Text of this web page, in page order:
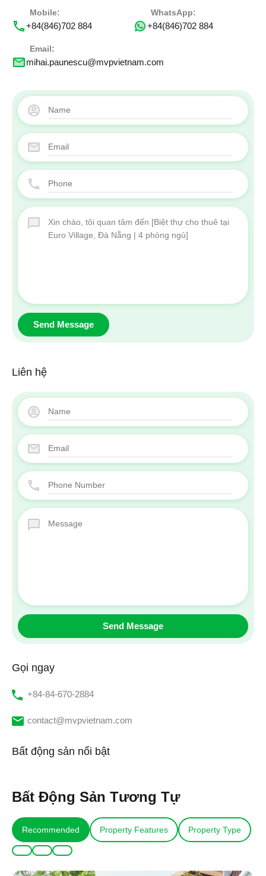
Mobile:
+84(846)702 884
WhatsApp:
+84(846)702 884
Email:
mihai.paunescu@mvpvietnam.com
Send Message
Liên hệ
Gọi ngay
‭+84-84-670-2884‬
contact@mvpvietnam.com
Bất động sản nổi bật
Bất Động Sản Tương Tự
Recommended Property Features Property Type